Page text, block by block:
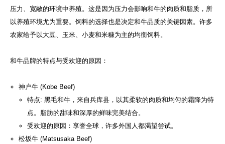
压力、宽敞的环境中养殖。这是因为压力会影响和牛的肉质和脂质，所
以养殖环境尤为重要。饲料的选择也是决定和牛品质的关键因素。许多
农家给予以大豆、玉米、小麦和米糠为主的均衡饲料。
和牛品牌的特点与受欢迎的原因：
神户牛 (Kobe Beef)
特点: 黑毛和牛，来自兵库县，以其柔软的肉质和均匀的霜降为特
点。脂肪的甜味和深厚的鲜味完美结合。
受欢迎的原因：享誉全球，许多外国人都渴望尝试。
松坂牛 (Matsusaka Beef)